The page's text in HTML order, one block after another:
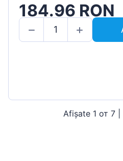
184.96 RON
Afișate 1 от 7 |